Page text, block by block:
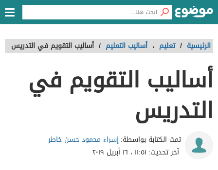
الرئيسية / تعليم ، أساليب التعليم / أساليب التقويم في التدريس
أساليب التقويم في
التدريس
تمت الكتابة بواسطة:إسراء محمود حسن خاطر
آخر تحديث: ١١:٥١ ، ١٦ أبريل ٢٠١٩